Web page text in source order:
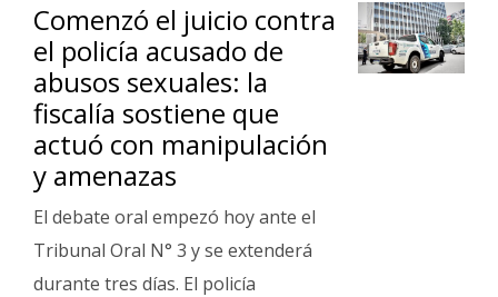
Comenzó el juicio contra
el policía acusado de
abusos sexuales: la
fiscalía sostiene que
actuó con manipulación
y amenazas
El debate oral empezó hoy ante el
Tribunal Oral N° 3 y se extenderá
durante tres días. El policía